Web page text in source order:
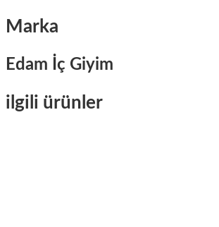
Marka
Edam İç Giyim
ilgili ürünler